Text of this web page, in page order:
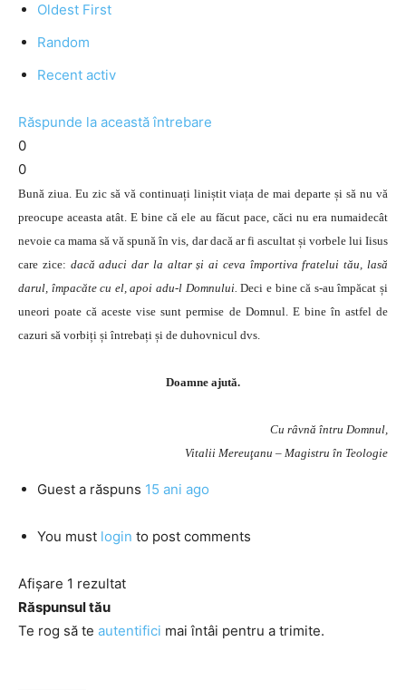
Oldest First
Random
Recent activ
Răspunde la această întrebare
0
0
Bună ziua. Eu zic să vă continuați liniștit viața de mai departe și să nu vă
preocupe aceasta atât. E bine că ele au făcut pace, căci nu era numaidecât
nevoie ca mama să vă spună în vis, dar dacă ar fi ascultat și vorbele lui Iisus
care zice: dacă aduci dar la altar și ai ceva împortiva fratelui tău, lasă
darul, împacăte cu el, apoi adu-l Domnului. Deci e bine că s-au împăcat și
uneori poate că aceste vise sunt permise de Domnul. E bine în astfel de
cazuri să vorbiți și întrebați și de duhovnicul dvs.
Doamne ajută.
Cu râvnă întru Domnul,
Vitalii Mereuţanu – Magistru în Teologie
Guest a răspuns 15 ani ago
You must login to post comments
Afișare 1 rezultat
Răspunsul tău
Te rog să te autentifici mai întâi pentru a trimite.